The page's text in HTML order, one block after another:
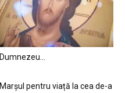
Dumnezeu…
Marșul pentru viață la cea de-a